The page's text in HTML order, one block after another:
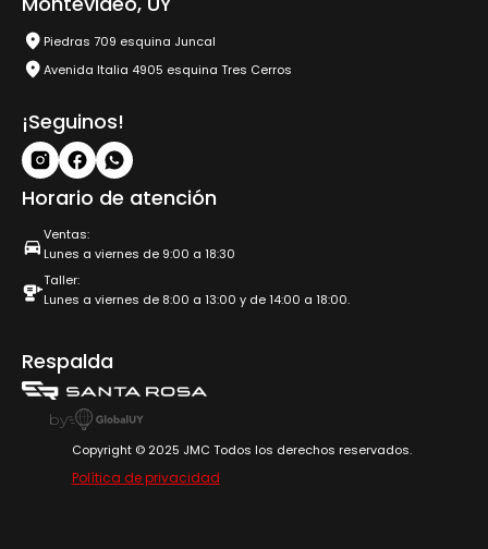
Piedras 709 esquina Juncal
Avenida Italia 4905 esquina Tres Cerros
¡Seguinos!
Horario de atención
Ventas:
Lunes a viernes de 9:00 a 18:30
Taller:
Lunes a viernes de 8:00 a 13:00 y de 14:00 a 18:00.
Copyright © 2025 JMC Todos los derechos reservados.
Política de privacidad
Respalda
by